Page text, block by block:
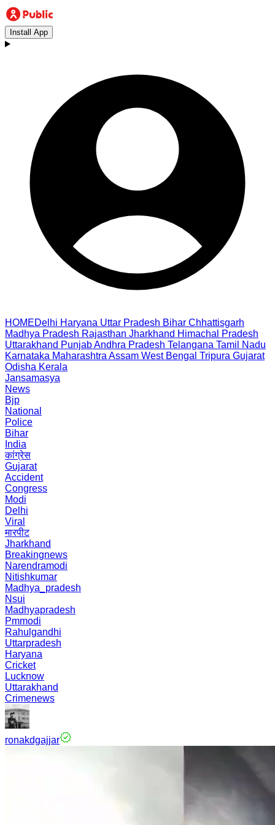
Install App
HOMEDelhi Haryana Uttar Pradesh Bihar Chhattisgarh
Madhya Pradesh Rajasthan Jharkhand Himachal Pradesh
Uttarakhand PunjabAndhra Pradesh Telangana Tamil Nadu
Karnataka Maharashtra Assam West Bengal Tripura Gujarat
Odisha Kerala
Jansamasya
News
Bjp
National
Police
Bihar
India
कांग्रेस
Gujarat
Accident
Congress
Modi
Delhi
Viral
मारपीट
Jharkhand
Breakingnews
Narendramodi
Nitishkumar
Madhya_pradesh
Nsui
Madhyapradesh
Pmmodi
Rahulgandhi
Uttarpradesh
Haryana
Cricket
Lucknow
Uttarakhand
Crimenews
ronakdgajjar